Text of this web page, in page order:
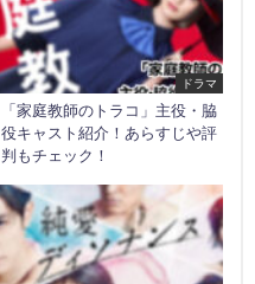
ドラマ
「家庭教師のトラコ」主役・脇
役キャスト紹介！あらすじや評
判もチェック！